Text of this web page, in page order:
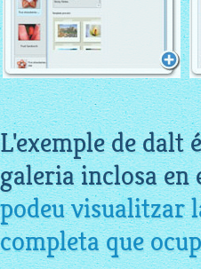
L'exemple de dalt
galeria inclosa
podeu visualitzar
completa que